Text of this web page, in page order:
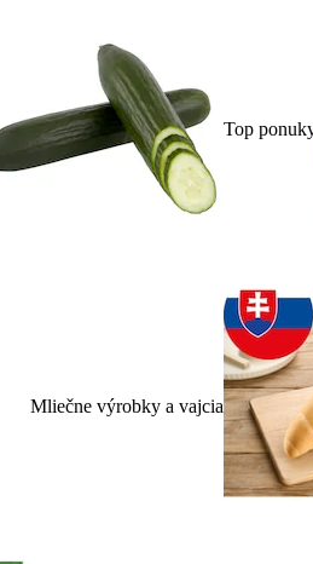
Top
Mliečne výrobky a vajcia